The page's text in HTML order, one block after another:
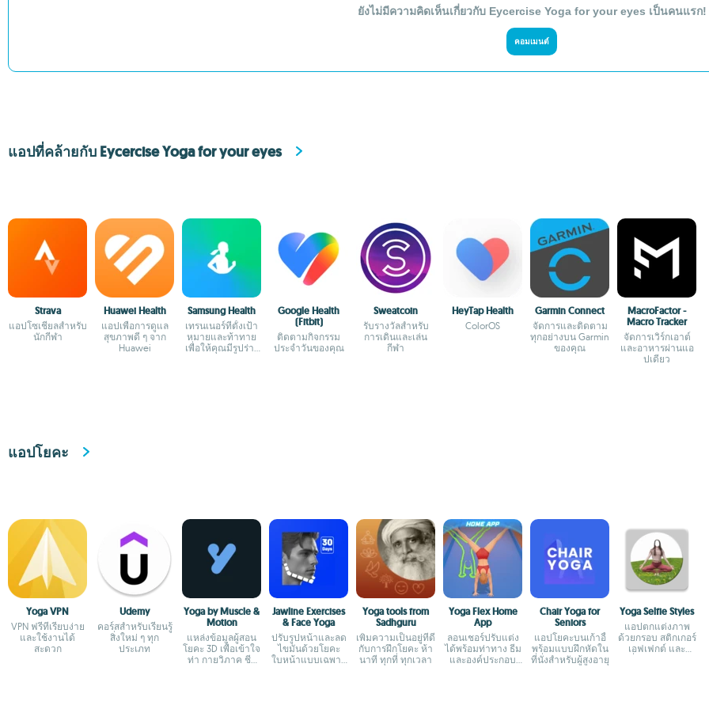
ยังไม่มีความคิดเห็นเกี่ยวกับ Eycercise Yoga for your eyes เป็นคนแรก!
คอมเมนต์
แอปที่คล้ายกับ Eycercise Yoga for your eyes
Strava
แอปโซเชียลสำหรับ
นักกีฬา
Huawei Health
แอปเพื่อการดูแล
สุขภาพดี ๆ จาก
Huawei
Samsung Health
เทรนเนอร์ที่ตั้งเป้า
หมายและท้าทาย
เพื่อให้คุณมีรูปร่าง
Google Health
(Fitbit)
ติดตามกิจกรรม
ประจำวันของคุณ
Sweatcoin
รับรางวัลสำหรับ
การเดินและเล่น
กีฬา
HeyTap Health
ColorOS
Garmin Connect
จัดการและติดตาม
ทุกอย่างบน Garmin
ของคุณ
MacroFactor -
Macro Tracker
จัดการเวิร์กเอาต์
และอาหารผ่านแอ
ปเดียว
แอปโยคะ
Yoga VPN
VPN ฟรีที่เรียบง่าย
และใช้งานได้
สะดวก
Udemy
คอร์สสำหรับเรียนรู้
สิ่งใหม่ ๆ ทุก
ประเภท
Yoga by Muscle &
Motion
แหล่งข้อมูลผู้สอน
โยคะ 3D เพื่อเข้าใจ
ท่า กายวิภาค ชีว
Jawline Exercises
& Face Yoga
ปรับรูปหน้าและลด
ไขมันด้วยโยคะ
ใบหน้าแบบเฉพาะ
Yoga tools from
Sadhguru
เพิ่มความเป็นอยู่ที่ดี
กับการฝึกโยคะ ห้า
นาที ทุกที่ ทุกเวลา
Yoga Flex Home
App
ลอนเชอร์ปรับแต่ง
ได้พร้อมท่าทาง ธีม
และองค์ประกอบ
Chair Yoga for
Seniors
แอปโยคะบนเก้าอี้
พร้อมแบบฝึกหัดใน
ที่นั่งสำหรับผู้สูงอายุ
Yoga Selfie Styles
แอปตกแต่งภาพ
ด้วยกรอบ สติกเกอร์
เอฟเฟกต์ และ